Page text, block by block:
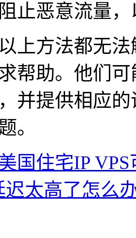
止恶意流量
方法都无法
帮助。他们
并提供相应
。
国住宅IP
迟太高了怎么